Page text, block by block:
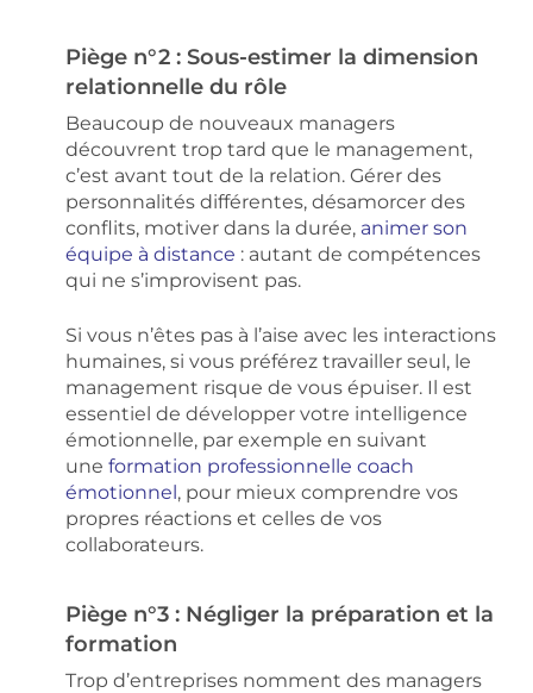
Piège n°2 : Sous-estimer la dimension
relationnelle du rôle
Beaucoup de nouveaux managers
découvrent trop tard que le management,
c’est avant tout de la relation. Gérer des
personnalités différentes, désamorcer des
conflits, motiver dans la durée, animer son
équipe à distance : autant de compétences
qui ne s’improvisent pas.
Si vous n’êtes pas à l’aise avec les interactions
humaines, si vous préférez travailler seul, le
management risque de vous épuiser. Il est
essentiel de développer votre intelligence
émotionnelle, par exemple en suivant
une formation professionnelle coach
émotionnel, pour mieux comprendre vos
propres réactions et celles de vos
collaborateurs.
Piège n°3 : Négliger la préparation et la
formation
Trop d’entreprises nomment des managers